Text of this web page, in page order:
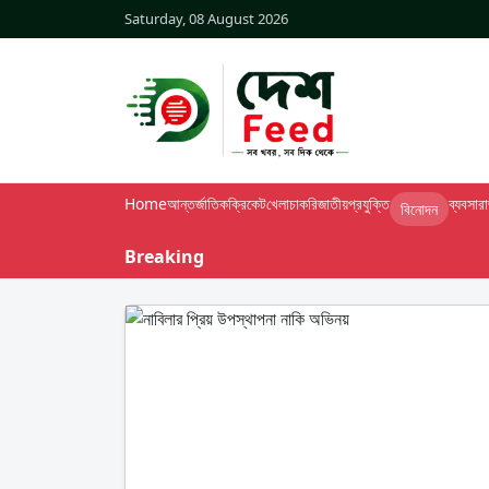
Saturday, 08 August 2026
Homeআন্তর্জাতিকক্রিকেটখেলাচাকরিজাতীয়প্রযুক্তি বিনোদন ব্যবসা
Breaking